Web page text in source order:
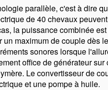
parallèle, c'est à dire
de 40 chevaux
la puissance combinée
maximum de couple dès
sonores lorsque
office de générateur
Le convertisseur de
et une pompe à huile.